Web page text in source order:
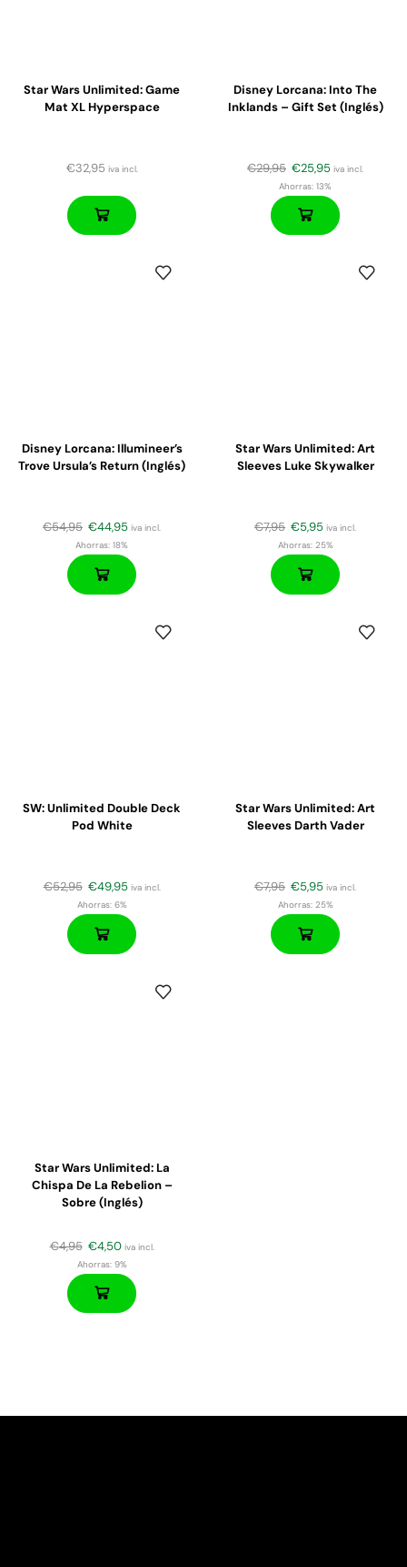
Star Wars Unlimited: Game
Mat XL Hyperspace
€32,95 iva incl.
Disney Lorcana: Into The
Inklands – Gift Set (Inglés)
€29,95 €25,95 iva incl.
Ahorras: 13%
Disney Lorcana: Illumineer’s
Trove Ursula’s Return (Inglés)
€54,95 €44,95 iva incl.
Ahorras: 18%
Star Wars Unlimited: Art
Sleeves Luke Skywalker
€7,95 €5,95 iva incl.
Ahorras:25%
SW: Unlimited Double Deck
Pod White
€52,95 €49,95 iva incl.
Ahorras:6%
Star Wars Unlimited: Art
Sleeves Darth Vader
€7,95 €5,95 iva incl.
Ahorras:25%
Star Wars Unlimited: La
Chispa De La Rebelion –
Sobre (inglés)
€4,95 €4,50 iva incl.
Ahorras:9%